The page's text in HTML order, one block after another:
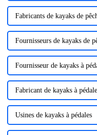
Fabricants de kayaks de
Fournisseurs de kayaks de
Fournisseur de kayaks à
Fabricant de kayaks à
Usines de kayaks à pédales